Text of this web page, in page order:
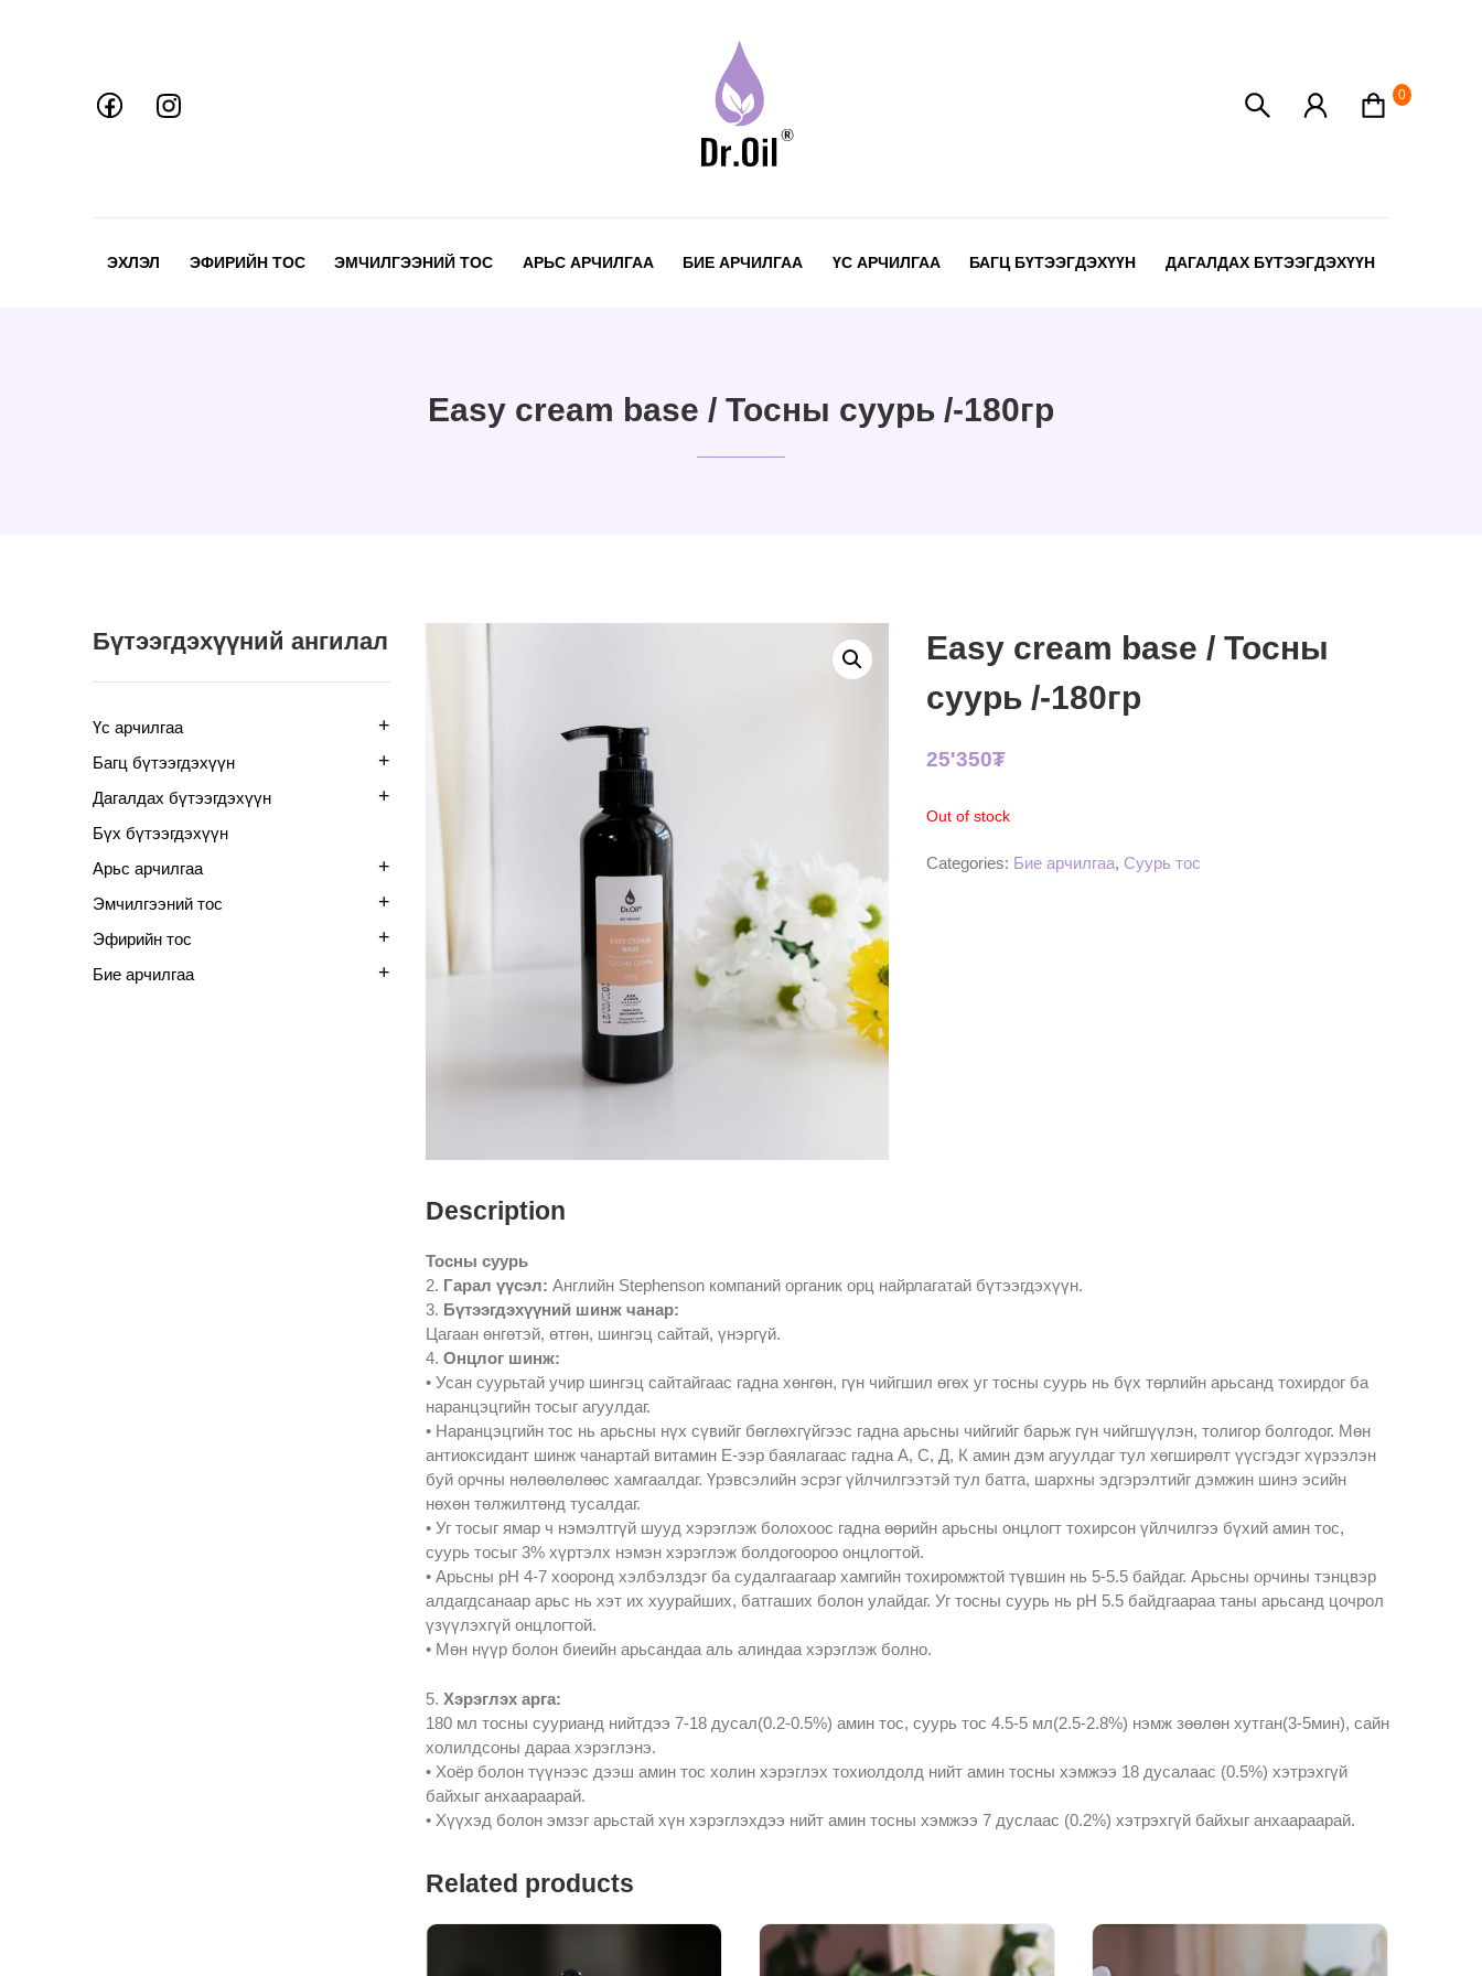
0
ЭХЛЭЛ ЭФИРИЙН ТОС ЭМЧИЛГЭЭНИЙ ТОС АРЬС АРЧИЛГАА БИЕ АРЧИЛГАА ҮС АРЧИЛГАА БАГЦ БҮТЭЭГДЭХҮҮН ДАГАЛДАХ БҮТЭЭГДЭХҮҮН
Easy cream base / Тосны суурь /-180гр
Бүтээгдэхүүний ангилал
Үс арчилгаа +
Багц бүтээгдэхүүн +
Дагалдах бүтээгдэхүүн +
Бүх бүтээгдэхүүн
Арьс арчилгаа
+
Эмчилгээний тос +
Эфирийн тос +
Бие арчилгаа +
Easy cream base / Тосны
суурь /-180гр
25'350₮
Out of stock
Categories: Бие арчилгаа,Суурь тос
Description
Тосны суурь
2. Гарал үүсэл: Английн Stephenson компаний органик орц найрлагатай бүтээгдэхүүн.
3. Бүтээгдэхүүний шинж чанар:
Цагаан өнгөтэй, өтгөн, шингэц сайтай, үнэргүй.
4. Онцлог шинж:
• Усан суурьтай учир шингэц сайтайгаас гадна хөнгөн, гүн чийгшил өгөх уг тосны суурь нь бүх төрлийн арьсанд тохирдог ба
наранцэцгийн тосыг агуулдаг.
• Наранцэцгийн тос нь арьсны нүх сүвийг бөглөхгүйгээс гадна арьсны чийгийг барьж гүн чийгшүүлэн, толигор болгодог. Мөн
антиоксидант шинж чанартай витамин Е-ээр баялагаас гадна А, С, Д, К амин дэм агуулдаг тул хөгширөлт үүсгэдэг хүрээлэн
буй орчны нөлөөлөлөөс хамгаалдаг. Үрэвсэлийн эсрэг үйлчилгээтэй тул батга, шархны эдгэрэлтийг дэмжин шинэ эсийн
нөхөн төлжилтөнд тусалдаг.
• Уг тосыг ямар ч нэмэлтгүй шууд хэрэглэж болохоос гадна өөрийн арьсны онцлогт тохирсон үйлчилгээ бүхий амин тос,
суурь тосыг 3% хүртэлх нэмэн хэрэглэж болдогоороо онцлогтой.
• Арьсны pH 4-7 хооронд хэлбэлздэг ба судалгаагаар хамгийн тохиромжтой түвшин нь 5-5.5 байдаг. Арьсны орчины тэнцвэр
алдагдсанаар арьс нь хэт их хуурайших, батгаших болон улайдаг. Уг тосны суурь нь pH 5.5 байдгаараа таны арьсанд цочрол
үзүүлэхгүй онцлогтой.
• Мөн нүүр болон биеийн арьсандаа аль алиндаа хэрэглэж болно.
5. Хэрэглэх арга:
180 мл тосны суурианд нийтдээ 7-18 дусал(0.2-0.5%) амин тос, суурь тос 4.5-5 мл(2.5-2.8%) нэмж зөөлөн хутган(3-5мин), сайн
холилдсоны дараа хэрэглэнэ.
• Хоёр болон түүнээс дээш амин тос холин хэрэглэх тохиолдолд нийт амин тосны хэмжээ 18 дусалаас (0.5%) хэтрэхгүй
байхыг анхаараарай.
• Хүүхэд болон эмзэг арьстай хүн хэрэглэхдээ нийт амин тосны хэмжээ 7 дуслаас (0.2%) хэтрэхгүй байхыг анхаараарай.
Related products